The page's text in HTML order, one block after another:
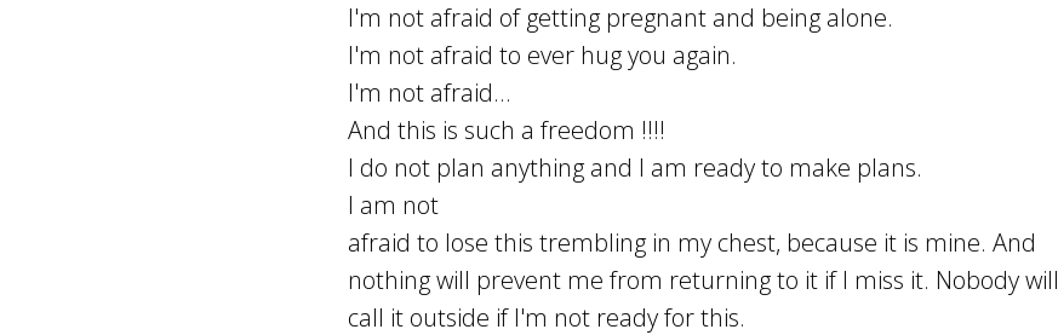
I'm not afraid of getting pregnant and being alone.
I'm not afraid to ever hug you again.
I'm not afraid...
And this is such a freedom !!!!
I do not plan anything and I am ready to make plans.
I am not
afraid to lose this trembling in my chest, because it is mine. And
nothing will prevent me from returning to it if I miss it. Nobody will
call it outside if I'm not ready for this.